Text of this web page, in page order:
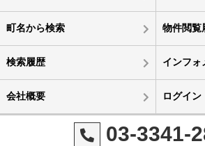
町名から検索 物件閲覧
検索履歴 インフォ
会社概要 ログイン
03-3341-